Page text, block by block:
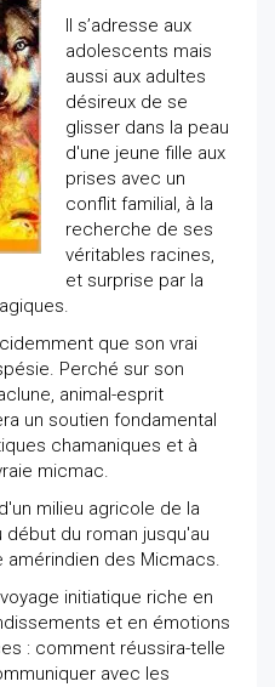
Il s’adresse aux
adolescents mais
aussi aux adultes
désireux de se
glisser dans la peau
d'une jeune fille aux
prises avec un
conflit familial, à la
recherche de ses
véritables racines,
et surprise par la
que son vrai
Perché sur son
animal-esprit
un soutien fondamental
chamaniques et à
micmac.
milieu agricole de la
du roman jusqu'au
des Micmacs.
initiatique riche en
et en émotions
: comment réussira-telle
avec les